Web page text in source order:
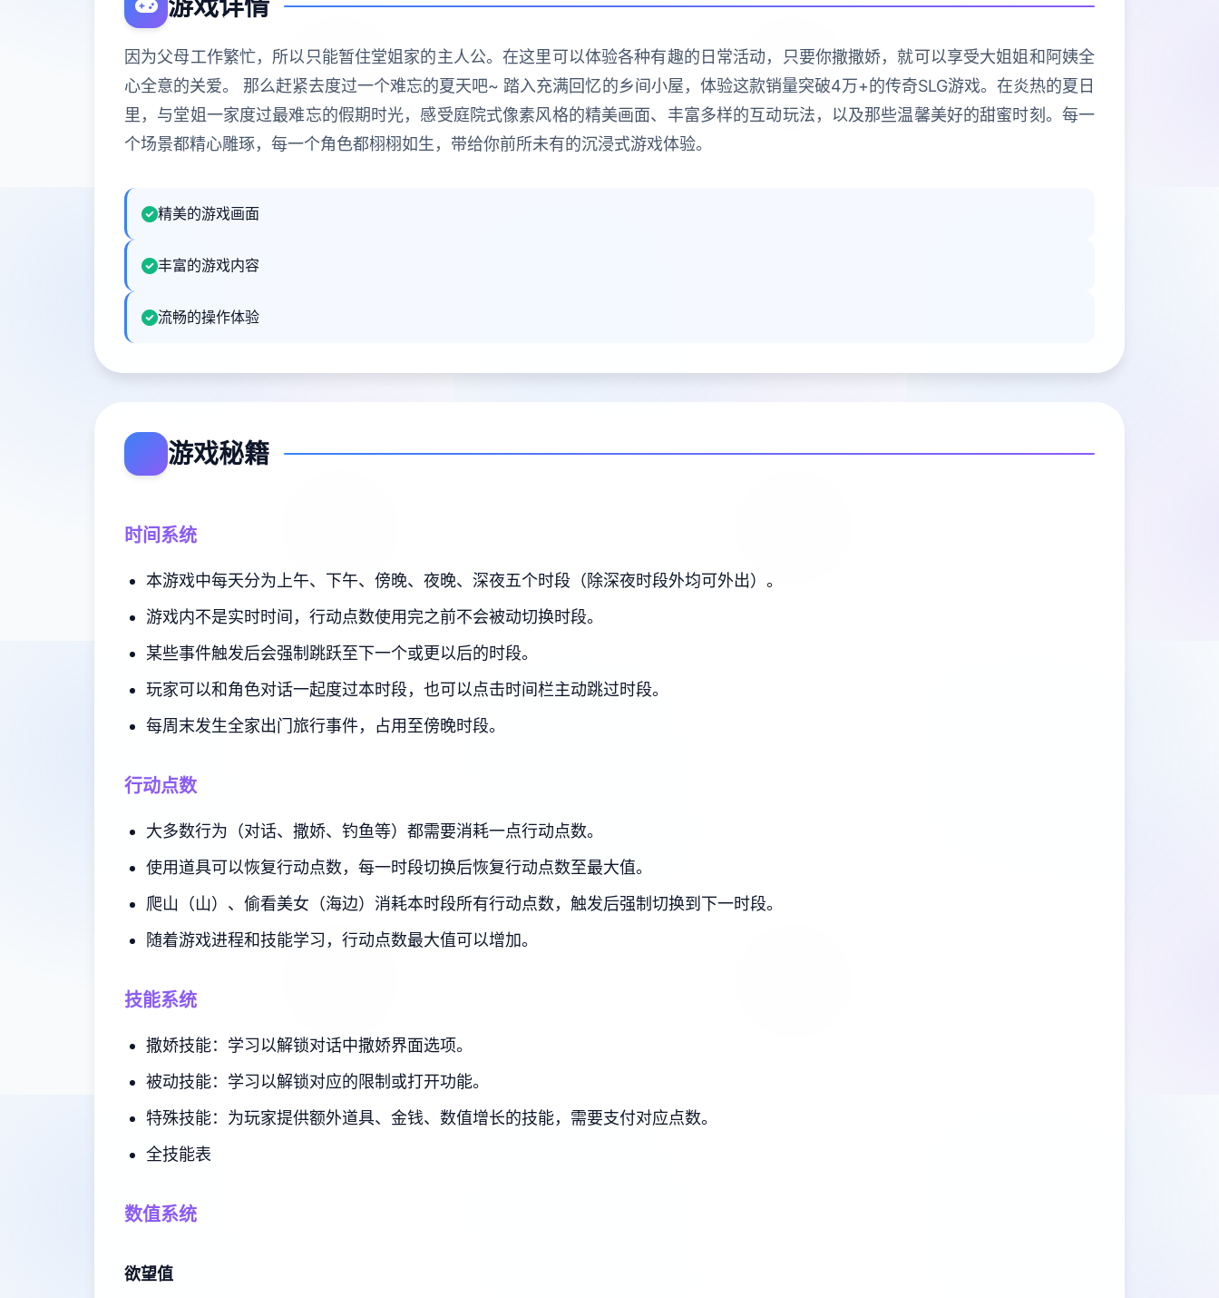
游戏详情
因为父母工作繁忙，所以只能暂住堂姐家的主人公。在这里可以体验各种有趣的日常活动，只要你撒撒娇，就可以享受大姐姐和阿姨全
心全意的关爱。 那么赶紧去度过一个难忘的夏天吧~ 踏入充满回忆的乡间小屋，体验这款销量突破4万+的传奇SLG游戏。在炎热的夏日
里，与堂姐一家度过最难忘的假期时光，感受庭院式像素风格的精美画面、丰富多样的互动玩法，以及那些温馨美好的甜蜜时刻。每一
个场景都精心雕琢，每一个角色都栩栩如生，带给你前所未有的沉浸式游戏体验。
精美的游戏画面
丰富的游戏内容
流畅的操作体验
游戏秘籍
时间系统
本游戏中每天分为上午、下午、傍晚、夜晚、深夜五个时段（除深夜时段外均可外出）。
游戏内不是实时时间，行动点数使用完之前不会被动切换时段。
某些事件触发后会强制跳跃至下一个或更以后的时段。
玩家可以和角色对话一起度过本时段，也可以点击时间栏主动跳过时段。
每周末发生全家出门旅行事件，占用至傍晚时段。
行动点数
大多数行为（对话、撒娇、钓鱼等）都需要消耗一点行动点数。
使用道具可以恢复行动点数，每一时段切换后恢复行动点数至最大值。
爬山（山）、偷看美女（海边）消耗本时段所有行动点数，触发后强制切换到下一时段。
随着游戏进程和技能学习，行动点数最大值可以增加。
技能系统
撒娇技能：学习以解锁对话中撒娇界面选项。
被动技能：学习以解锁对应的限制或打开功能。
特殊技能：为玩家提供额外道具、金钱、数值增长的技能，需要支付对应点数。
全技能表
数值系统
欲望值